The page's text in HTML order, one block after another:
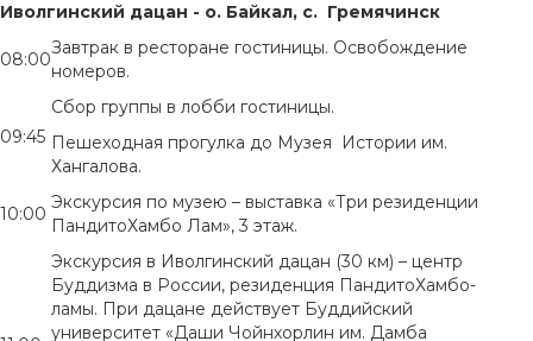
Иволгинский дацан - о. Байкал, с. Гремячинск
08:00
Завтрак в ресторане гостиницы. Освобождение
номеров.
09:45
Сбор группы в лобби гостиницы.
Пешеходная прогулка до Музея Истории им.
Хангалова.
10:00
Экскурсия по музею – выставка «Три резиденции
ПандитоХамбо Лам», 3 этаж.
Экскурсия в Иволгинский дацан (30 км) – центр
Буддизма в России, резиденция ПандитоХамбо-
ламы. При дацане действует Буддийский
университет «Даши Чойнхорлин им. Дамба